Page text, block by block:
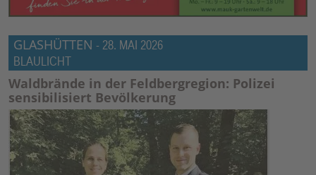
GLASHÜTTEN - 28. MAI 2026
BLAULICHT
Waldbrände in der Feldbergregion: Polizei
sensibilisiert Bevölkerung